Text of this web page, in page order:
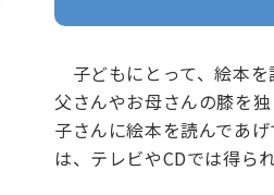
子どもにとって、絵本
父さんやお母さんの膝を
子さんに絵本を読んであげ
は、テレビやCDでは得ら